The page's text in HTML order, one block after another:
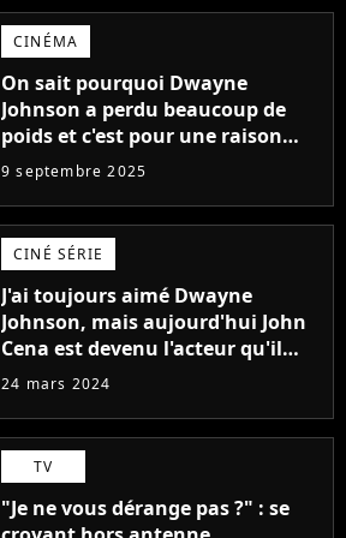
CINÉMA
On sait pourquoi Dwayne
Johnson a perdu beaucoup de
poids et c'est pour une raison
importante
9 septembre 2025
CINÉ SÉRIE
J'ai toujours aimé Dwayne
Johnson, mais aujourd'hui John
Cena est devenu l'acteur qu'il
rêvait d'être (et Ricky Stanicky le
24 mars 2024
TV
"Je ne vous dérange pas ?" : se